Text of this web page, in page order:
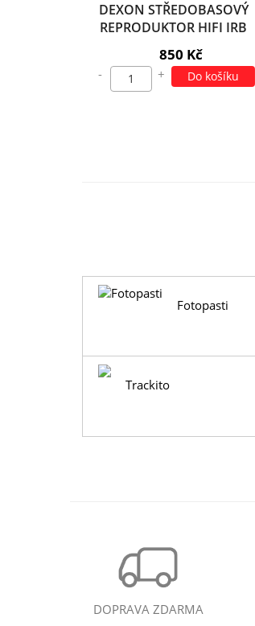
DEXON STŘEDOBASOVÝ
REPRODUKTOR HIFI IRB
20/100/01,8
850 Kč
- + Do košíku
Fotopasti
Trackito
DOPRAVA ZDARMA